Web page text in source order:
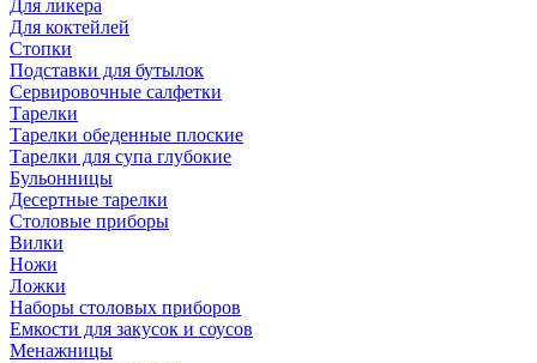
Для ликера
Для коктейлей
Стопки
Подставки для бутылок
Сервировочные салфетки
Тарелки
Тарелки обеденные плоские
Тарелки для супа глубокие
Бульонницы
Десертные тарелки
Столовые приборы
Вилки
Ножи
Ложки
Наборы столовых приборов
Емкости для закусок и соусов
Менажницы